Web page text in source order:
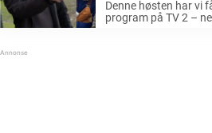
Denne høsten har vi
program på TV 2 –